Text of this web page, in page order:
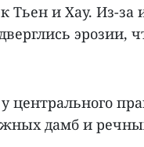
Тьен и Хау. Из-
эрозии,
центрального
дамб и